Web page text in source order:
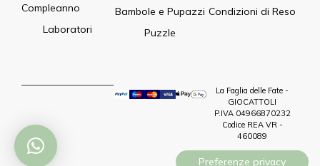
Compleanno
Laboratori
Bambole e Pupazzi
Puzzle
Condizioni di Reso
La Faglia delle Fate -
GIOCATTOLI
P.IVA 04966870232
Codice REA VR -
460089